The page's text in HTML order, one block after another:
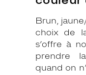
Brun,
choix de
s’offre à
prendre
quand on